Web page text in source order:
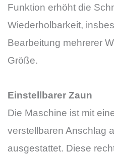
Funktion erhöht die
Wiederholbarkeit,
Bearbeitung mehrerer
Größe.
Einstellbarer Zaun
Die Maschine ist mit
verstellbaren Anschlag
ausgestattet. Diese